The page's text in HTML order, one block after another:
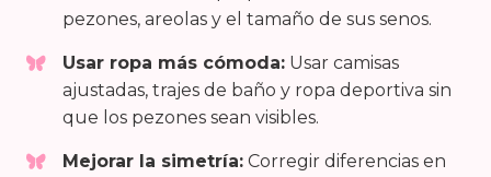
pezones, areolas y el tamaño de sus senos.
Usar ropa más cómoda: Usar camisas
ajustadas, trajes de baño y ropa deportiva sin
que los pezones sean visibles.
Mejorar la simetría: Corregir diferencias en